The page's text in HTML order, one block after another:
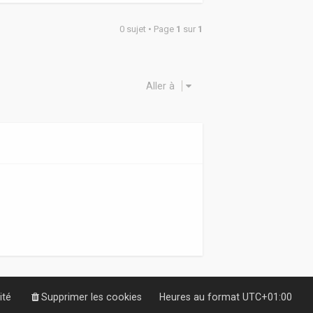
0 sujet • Page 1 sur 1
Aller à
Heures au format UTC+01:00
Supprimer les cookies